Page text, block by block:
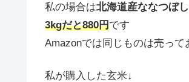
私の場合は北海道産ななつぼ
3kgだと880円です
Amazonでは同じものは売って
私が購入した玄米↓